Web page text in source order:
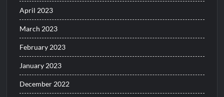
April 2023
March 2023
February 2023
January 2023
December 2022